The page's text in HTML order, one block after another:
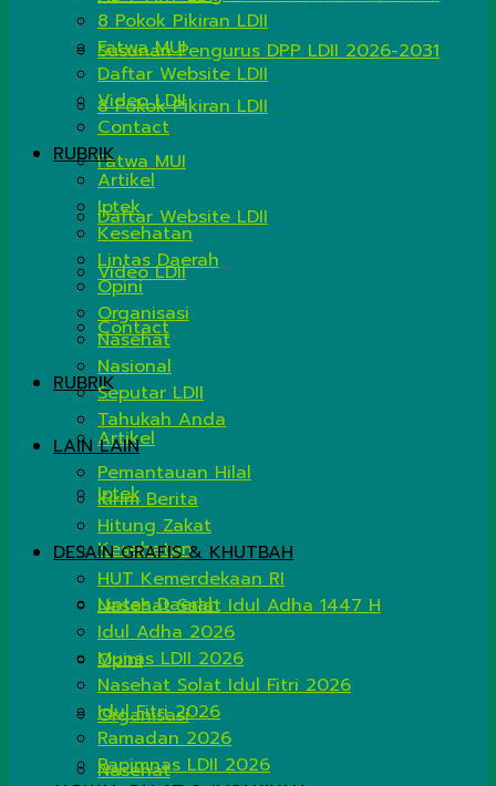
Susunan Pengurus DPP LDII 2026-2031
8 Pokok Pikiran LDII
Fatwa MUI
Daftar Website LDII
Video LDII
Contact
RUBRIK
Artikel
Iptek
Kesehatan
Lintas Daerah
Opini
Organisasi
Nasehat
8 Pokok Pikiran LDII
Fatwa MUI
Daftar Website LDII
Video LDII
Contact
RUBRIK
Artikel
Iptek
Kesehatan
Lintas Daerah
Opini
Organisasi
Nasehat
Nasional
Seputar LDII
Tahukah Anda
LAIN LAIN
Pemantauan Hilal
Kirim Berita
Hitung Zakat
DESAIN GRAFIS & KHUTBAH
HUT Kemerdekaan RI
Nasehat Salat Idul Adha 1447 H
Idul Adha 2026
Munas LDII 2026
Nasehat Solat Idul Fitri 2026
Idul Fitri 2026
Ramadan 2026
Rapimnas LDII 2026